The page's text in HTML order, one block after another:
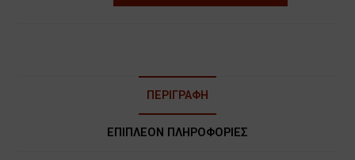
ΠΕΡΙΓΡΑΦΉ
ΕΠΙΠΛΈΟΝ ΠΛΗΡΟΦΟΡΊΕΣ